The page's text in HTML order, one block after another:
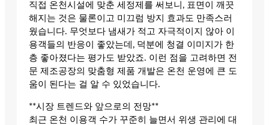
직접 온천시설에 맞춘 세정제를 써보니, 표면이 깨끗
해지는 것은 물론이고 미끄럼 방지 효과도 만족스러
웠습니다. 무엇보다 냄새가 적고 자극적이지 않아 이
용객들의 반응이 좋았는데, 덕분에 청결 이미지가 한
층 좋아졌다는 평가도 받았죠. 이런 점을 고려하면 전
문 제조공장의 맞춤형 제품 개발은 온천 운영에 큰 도
움이 된다는 걸 알 수 있었습니다.
**시장 트렌드와 앞으로의 전망**
최근 온천 이용객 수가 꾸준히 늘면서 위생 관리에 대